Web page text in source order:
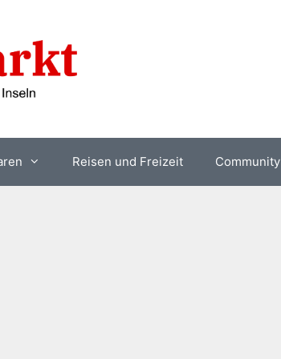
Reisen und Freizeit Community